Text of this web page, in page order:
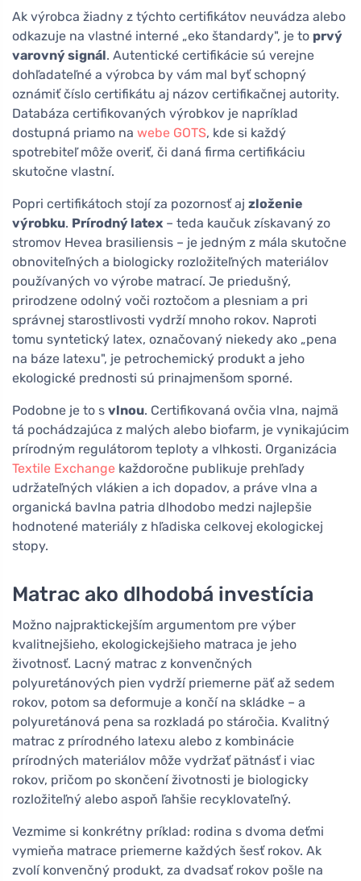
Ak výrobca žiadny z týchto certifikátov neuvádza alebo
odkazuje na vlastné interné „eko štandardy", je to prvý
varovný signál. Autentické certifikácie sú verejne
dohľadateľné a výrobca by vám mal byť schopný
oznámiť číslo certifikátu aj názov certifikačnej autority.
Databáza certifikovaných výrobkov je napríklad
dostupná priamo na webe GOTS, kde si každý
spotrebiteľ môže overiť, či daná firma certifikáciu
skutočne vlastní.
Popri certifikátoch stojí za pozornosť aj zloženie
výrobku. Prírodný latex – teda kaučuk získavaný zo
stromov Hevea brasiliensis – je jedným z mála skutočne
obnoviteľných a biologicky rozložiteľných materiálov
používaných vo výrobe matrací. Je priedušný,
prirodzene odolný voči roztočom a plesniam a pri
správnej starostlivosti vydrží mnoho rokov. Naproti
tomu syntetický latex, označovaný niekedy ako „pena
na báze latexu", je petrochemický produkt a jeho
ekologické prednosti sú prinajmenšom sporné.
Podobne je to s vlnou. Certifikovaná ovčia vlna, najmä
tá pochádzajúca z malých alebo biofarm, je vynikajúcim
prírodným regulátorom teploty a vlhkosti. Organizácia
Textile Exchange každoročne publikuje prehľady
udržateľných vlákien a ich dopadov, a práve vlna a
organická bavlna patria dlhodobo medzi najlepšie
hodnotené materiály z hľadiska celkovej ekologickej
stopy.
Matrac ako dlhodobá investícia
Možno najpraktickejším argumentom pre výber
kvalitnejšieho, ekologickejšieho matraca je jeho
životnosť. Lacný matrac z konvenčných
polyuretánových pien vydrží priemerne päť až sedem
rokov, potom sa deformuje a končí na skládke – a
polyuretánová pena sa rozkladá po stáročia. Kvalitný
matrac z prírodného latexu alebo z kombinácie
prírodných materiálov môže vydržať pätnásť i viac
rokov, pričom po skončení životnosti je biologicky
rozložiteľný alebo aspoň ľahšie recyklovateľný.
Vezmime si konkrétny príklad: rodina s dvoma deťmi
vymieňa matrace priemerne každých šesť rokov. Ak
zvolí konvenčný produkt, za dvadsať rokov pošle na